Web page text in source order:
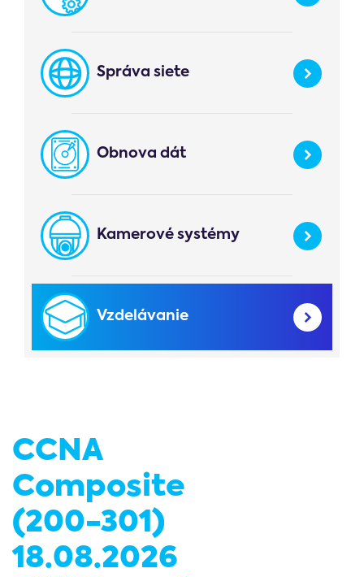
Správa siete
Obnova dát
Kamerové systémy
Vzdelávanie
CCNA
Composite
(200-301)
18.08.2026